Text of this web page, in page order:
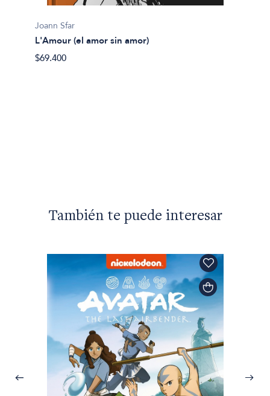
Joann Sfar
L'Amour (el amor sin amor)
$69.400
También te puede interesar